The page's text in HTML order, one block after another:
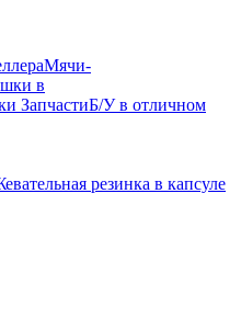
Мячи-
в
ЗапчастиБ/У в отличном
резинка в капсуле